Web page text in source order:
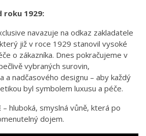
roku 1929:
navazuje na odkaz zakladatele
již v roce 1929 stanovil vysoké
o zákazníka. Dnes pokračujeme v
vybraných surovin,
a nadčasového designu – aby každý
byl symbolem luxusu a péče.
– hluboká, smyslná vůně, která po
dojem.